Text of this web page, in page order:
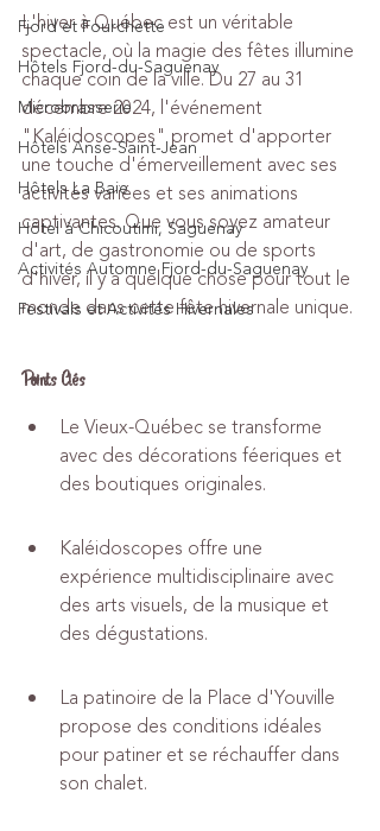
Fjord et Fourchette
Hôtels Fjord-du-Saguenay
Microbrasserie
Hôtels Anse-Saint-Jean
Hôtels La Baie
Hôtel à Chicoutimi, Saguenay
Activités Automne Fjord-du-Saguenay
Festivals et Activités Hivernales
L'hiver à Québec est un véritable
spectacle, où la magie des fêtes illumine
chaque coin de la ville. Du 27 au 31
décembre 2024, l'événement
"Kaléidoscopes" promet d'apporter
une touche d'émerveillement avec ses
activités variées et ses animations
captivantes. Que vous soyez amateur
d'art, de gastronomie ou de sports
d'hiver, il y a quelque chose pour tout le
monde dans cette fête hivernale unique.
Points Clés
Le Vieux-Québec se transforme
avec des décorations féeriques et
des boutiques originales.
Kaléidoscopes offre une
expérience multidisciplinaire avec
des arts visuels, de la musique et
des dégustations.
La patinoire de la Place d'Youville
propose des conditions idéales
pour patiner et se réchauffer dans
son chalet.